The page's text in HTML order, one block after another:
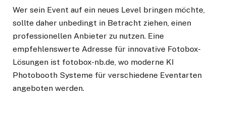
Wer sein Event auf ein neues Level bringen möchte,
sollte daher unbedingt in Betracht ziehen, einen
professionellen Anbieter zu nutzen. Eine
empfehlenswerte Adresse für innovative Fotobox-
Lösungen ist fotobox-nb.de, wo moderne KI
Photobooth Systeme für verschiedene Eventarten
angeboten werden.